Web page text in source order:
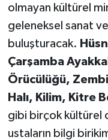
olmayan kültürel
geleneksel sanat
buluşturacak.
Çarşamba
Örücülüğü,
Halı, Kilim, Kitre
gibi birçok kültürel
ustaların bilgi